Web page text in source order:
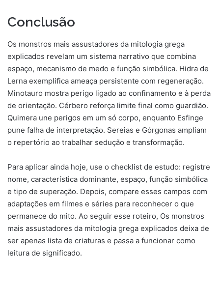
Conclusão
Os monstros mais assustadores da mitologia grega
explicados revelam um sistema narrativo que combina
espaço, mecanismo de medo e função simbólica. Hidra de
Lerna exemplifica ameaça persistente com regeneração.
Minotauro mostra perigo ligado ao confinamento e à perda
de orientação. Cérbero reforça limite final como guardião.
Quimera une perigos em um só corpo, enquanto Esfinge
pune falha de interpretação. Sereias e Górgonas ampliam
o repertório ao trabalhar sedução e transformação.
Para aplicar ainda hoje, use o checklist de estudo: registre
nome, característica dominante, espaço, função simbólica
e tipo de superação. Depois, compare esses campos com
adaptações em filmes e séries para reconhecer o que
permanece do mito. Ao seguir esse roteiro, Os monstros
mais assustadores da mitologia grega explicados deixa de
ser apenas lista de criaturas e passa a funcionar como
leitura de significado.